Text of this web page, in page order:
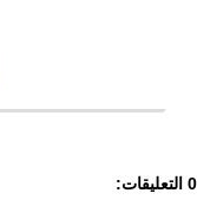
0 التعليقات: